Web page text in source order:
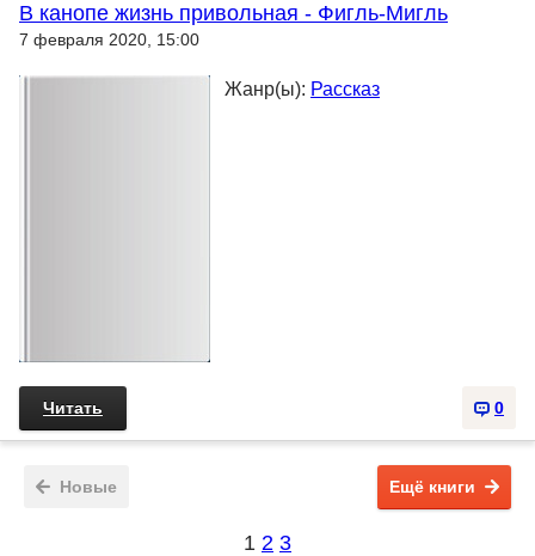
В канопе жизнь привольная - Фигль-Мигль
7 февраля 2020, 15:00
Жанр(ы): Рассказ
0
Читать
Новые Ещё книги
1 2 3